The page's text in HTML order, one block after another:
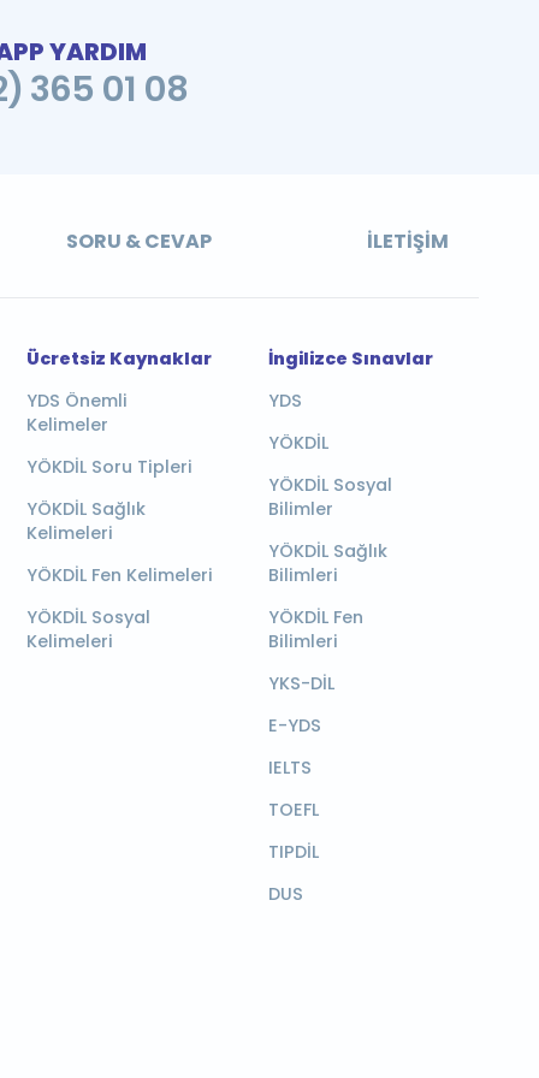
YARDIM
365 01 08
SORU & CEVAP İLETIŞIM
Ücretsiz Kaynaklar
YDS Önemli
Kelimeler
YÖKDİL Soru Tipleri
YÖKDİL Sağlık
Kelimeleri
YÖKDİL Fen Kelimeleri
YÖKDİL Sosyal
Kelimeleri
İngilizce Sınavlar
YDS
YÖKDİL
YÖKDİL Sosyal
Bilimler
YÖKDİL Sağlık
Bilimleri
YÖKDİL Fen
Bilimleri
YKS-DİL
E-YDS
IELTS
TOEFL
TIPDİL
DUS